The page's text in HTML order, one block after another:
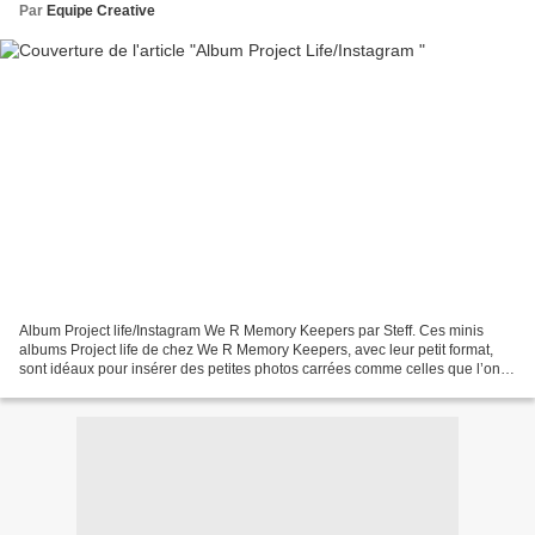
Par Equipe Creative
Album Project life/Instagram We R Memory Keepers par Steff. Ces minis
albums Project life de chez We R Memory Keepers, avec leur petit format,
sont idéaux pour insérer des petites photos carrées comme celles que l’on